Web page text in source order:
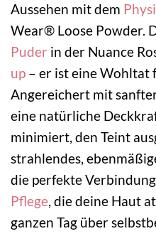
Aussehen mit dem
Wear® Loose Powder.
Puder in der Nuance
up – er ist eine Wohltat
Angereichert mit
eine natürliche
minimiert, den Teint
strahlendes,
die perfekte
Pflege, die deine Haut
ganzen Tag über